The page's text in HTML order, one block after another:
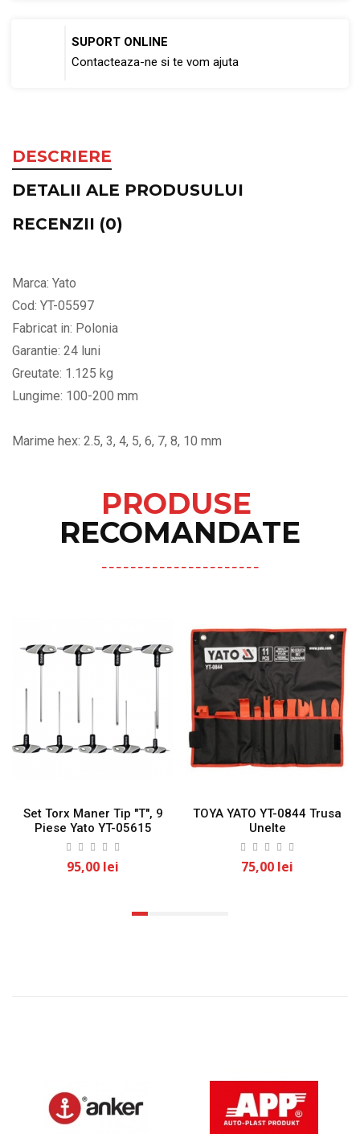
SUPORT ONLINE
Contacteaza-ne si te vom ajuta
DESCRIERE
DETALII ALE PRODUSULUI
RECENZII (0)
Marca: Yato
Cod: YT-05597
Fabricat in: Polonia
Garantie: 24 luni
Greutate: 1.125 kg
Lungime: 100-200 mm
Marime hex: 2.5, 3, 4, 5, 6, 7, 8, 10 mm
PRODUSE
RECOMANDATE
Set Torx Maner Tip "T", 9
Piese Yato YT-05615
95,00 lei
TOYA YATO YT-0844 Trusa
Unelte
75,00 lei